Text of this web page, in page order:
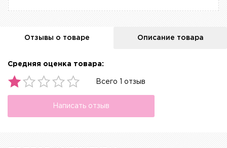
Отзывы о товаре Описание товара
Средняя оценка товара:
Всего 1 отзыв
Написать отзыв